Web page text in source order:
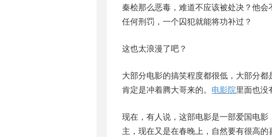
秦桧那么恶毒，难道不应该被处决？他
任何刑罚，一个囚犯就能将功补过？
这也太浪漫了吧？
大部分电影的搞笑程度都很低，大部分都
肯定是冲着腾大哥来的。 电影院里面也没
现在，有人说，这部电影是一部爱国电
主，现在又是在春晚上，自然要有很高的